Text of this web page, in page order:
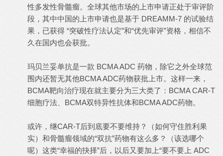
性多发性骨髓瘤。全球其他市场的上市申请正处于审评阶
段，其中中国的上市申请也是基于 DREAMM-7 的试验结
果，已获得 “突破性疗法认定”和“优先审评”资格，相信不
久在国内也会获批。
玛贝兰妥单抗是一款 BCMA ADC 药物，除它之外全球范
围内还暂无其他BCMA ADC药物获批上市。这样一来，
BCMA靶向治疗现在就主要分为三大类了：BCMA CAR-T
细胞疗法、BCMA双特异性抗体和BCMA ADC药物。
或许，继CAR-T后到底要不要维持？
（如何守住胜利果
实）和骨髓瘤领域的“双抗”药物有这么多？
（该选哪个
呢）这类“幸福的抉择”后，以后又要加上“要不要上 ADC